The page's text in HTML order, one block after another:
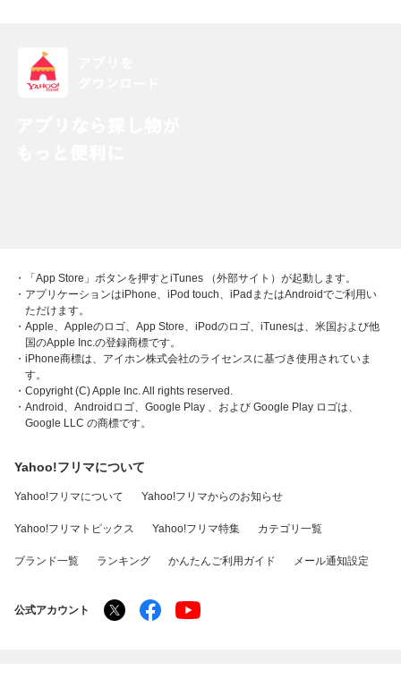
・「App Store」ボタンを押すとiTunes （外部サイト）が起動します。
・アプリケーションはiPhone、iPod touch、iPadまたはAndroidでご利用い
ただけます。
・Apple、Appleのロゴ、App Store、iPodのロゴ、iTunesは、米国および他
国のApple Inc.の登録商標です。
・iPhone商標は、アイホン株式会社のライセンスに基づき使用されていま
す。
・Copyright (C) Apple Inc. All rights reserved.
・Android、Androidロゴ、Google Play 、および Google Play ロゴは、
Google LLC の商標です。
Yahoo!フリマについて
Yahoo!フリマについて Yahoo!フリマからのお知らせ
Yahoo!フリマトピックス Yahoo!フリマ特集 カテゴリ一覧
ブランド一覧 ランキング かんたんご利用ガイド メール通知設定
公式アカウント